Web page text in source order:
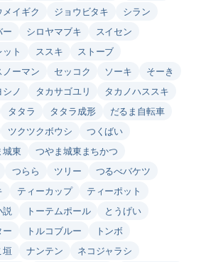
メイギク ジョウビタキ
シラン
ー シロヤマブキ
スイセン
ト ススキ
ストーブ
ノーマン セッコク ソーキ
そーき
シノ タカサゴユリ
タカノハススキ
タタラ タタラ成形
だるま自転車
ツクツクボウシ
つくばい
城東
つやま城東まちかつ
つらら ツリー
つるべバケツ
ティーカップ
ティーポット
トーテムポール
とうげい
ー トルコブルー
トンボ
垣 ナンテン
ネコジャラシ